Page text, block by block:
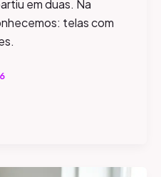
em duas. Na
telas com